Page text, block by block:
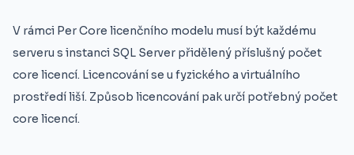
V rámci Per Core licenčního modelu musí být každému
serveru s instanci SQL Server přidělený příslušný počet
core licencí. Licencování se u fyzického a virtuálního
prostředí liší. Způsob licencování pak určí potřebný počet
core licencí.